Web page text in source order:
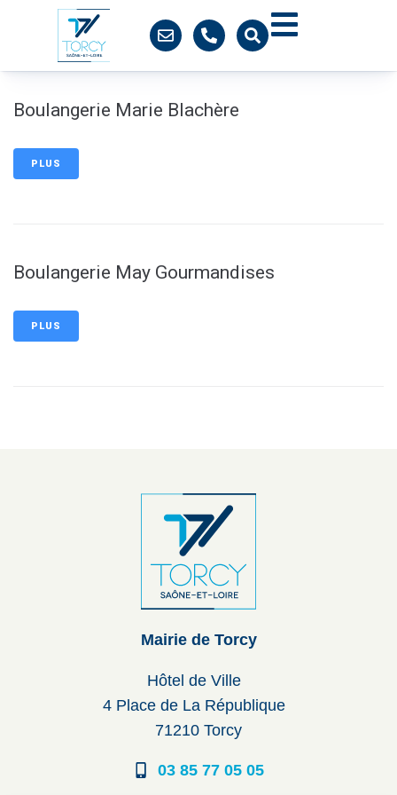
Boulangerie Marie Blachère
PLUS
Boulangerie May Gourmandises
PLUS
Mairie de Torcy
Hôtel de Ville
4 Place de La République
71210 Torcy
03 85 77 05 05